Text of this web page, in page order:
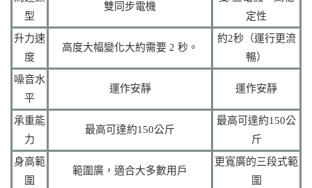
型
雙同步電機
定性
升力速
度
高度大幅變化大約需要 2 秒。
約2秒（運行更流
暢）
噪音水
平
運作安靜 運作安靜
承重能
力
最高可達約150公斤
最高可達約150公
斤
身高範
圍
範圍廣，適合大多數用戶
更寬廣的三段式範
圍